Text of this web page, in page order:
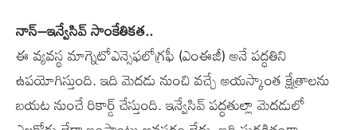
నాన్‌–ఇన్వేసివ్‌ సాంకేతికత..
ఈ వ్యవస్థ మాగ్నెటోఎన్సెఫలోగ్రఫీ (ఎంఈజీ) అనే పద్ధతిని
ఉపయోగిస్తుంది. ఇది మెదడు నుంచి వచ్చే అయస్కాంత క్షేత్రాలను
బయట నుంచే రికార్డ్‌ చేస్తుంది. ఇన్వేసివ్‌ పద్ధతుల్లా మెదడులో